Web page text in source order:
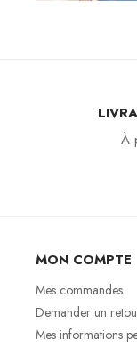
À
MON COMPTE
Mes commandes
Demander un
Mes informations